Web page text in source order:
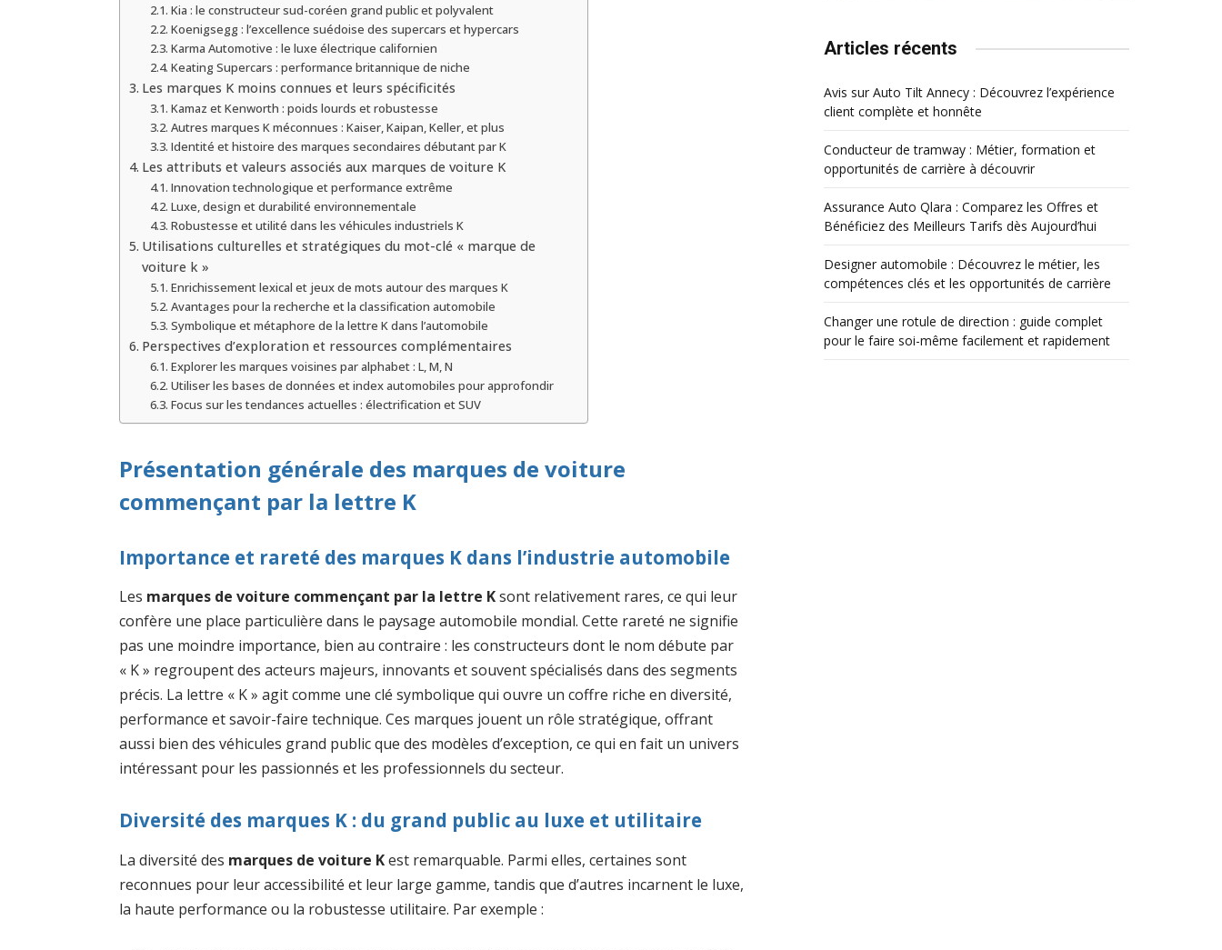
Kia : le constructeur sud-coréen grand public et polyvalent
Koenigsegg : l’excellence suédoise des supercars et hypercars
Karma Automotive : le luxe électrique californien
Keating Supercars : performance britannique de niche
Les marques K moins connues et leurs spécificités
Kamaz et Kenworth : poids lourds et robustesse
Autres marques K méconnues : Kaiser, Kaipan, Keller, et plus
Identité et histoire des marques secondaires débutant par K
Les attributs et valeurs associés aux marques de voiture K
Innovation technologique et performance extrême
Luxe, design et durabilité environnementale
Robustesse et utilité dans les véhicules industriels K
Utilisations culturelles et stratégiques du mot-clé « marque de
voiture k »
Enrichissement lexical et jeux de mots autour des marques K
Avantages pour la recherche et la classification automobile
Symbolique et métaphore de la lettre K dans l’automobile
Perspectives d’exploration et ressources complémentaires
Explorer les marques voisines par alphabet : L, M, N
Utiliser les bases de données et index automobiles pour approfondir
Focus sur les tendances actuelles : électrification et SUV
Présentation générale des marques de voiture
commençant par la lettre K
Importance et rareté des marques K dans l’industrie automobile
Les marques de voiture commençant par la lettre Ksont relativement rares, ce qui leur
confère une place particulière dans le paysage automobile mondial. Cette rareté ne signifie
pas une moindre importance, bien au contraire : les constructeurs dont le nom débute par
« K » regroupent des acteurs majeurs, innovants et souvent spécialisés dans des segments
précis. La lettre « K » agit comme une clé symbolique qui ouvre un coffre riche en diversité,
performance et savoir-faire technique. Ces marques jouent un rôle stratégique, offrant
aussi bien des véhicules grand public que des modèles d’exception, ce qui en fait un univers
intéressant pour les passionnés et les professionnels du secteur.
Diversité des marques K : du grand public au luxe et utilitaire
La diversité des marques de voiture Kest remarquable. Parmi elles, certaines sont
reconnues pour leur accessibilité et leur large gamme, tandis que d’autres incarnent le luxe,
la haute performance ou la robustesse utilitaire. Par exemple :
Articles récents
Avis sur Auto Tilt Annecy : Découvrez l’expérience
client complète et honnête
Conducteur de tramway : Métier, formation et
opportunités de carrière à découvrir
Assurance Auto Qlara : Comparez les Offres et
Bénéficiez des Meilleurs Tarifs dès Aujourd’hui
Designer automobile : Découvrez le métier, les
compétences clés et les opportunités de carrière
Changer une rotule de direction : guide complet
pour le faire soi-même facilement et rapidement